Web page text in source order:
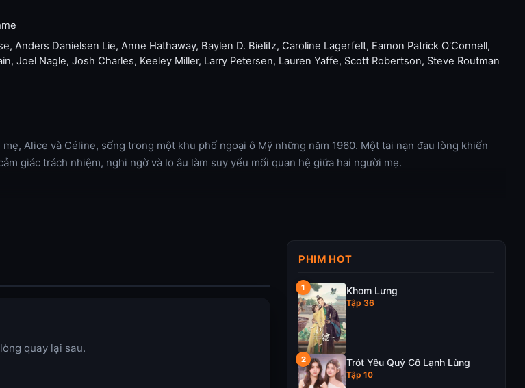
, Anders Danielsen Lie, Anne Hathaway, Baylen D. Bielitz, Caroline Lagerfelt, Eamon Patrick O'Connell,
, Joel Nagle, Josh Charles, Keeley Miller, Larry Petersen, Lauren Yaffe, Scott Robertson, Steve Routman
Alice và Céline, sống trong một khu phố ngoại ô Mỹ những năm 1960. Một tai nạn đau lòng khiến
giác trách nhiệm, nghi ngờ và lo âu làm suy yếu mối quan hệ giữa hai người mẹ.
quay lại sau.
PHIM HOT
Khom Lưng
Tập 36
Trót Yêu Quý Cô Lạnh Lùng
Tập 10